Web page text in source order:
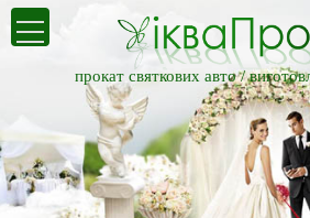
прокат святкових авто /